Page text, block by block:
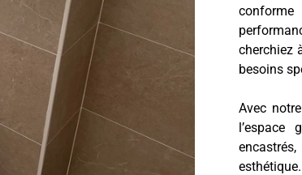
cherchiez
besoins
Avec
l’espace